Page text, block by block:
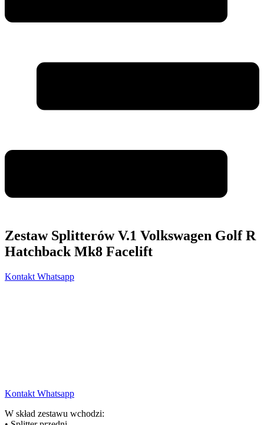
Zestaw Splitterów V.1 Volkswagen Golf R
Hatchback Mk8 Facelift
Kontakt Whatsapp
Kontakt Whatsapp
W skład zestawu wchodzi: